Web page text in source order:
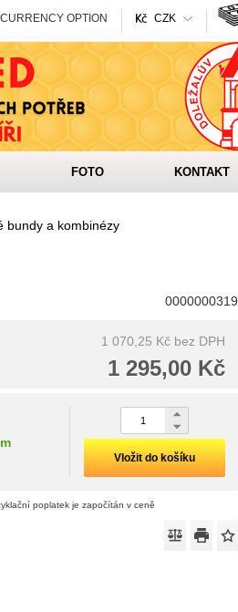
OPTION CZK
FOTO KONTAKT
bundy a kombinézy
0000000319
1 070,25 Kč bez DPH
1 295,00 Kč
Vložit do košíku
poplatek je započítán v ceně